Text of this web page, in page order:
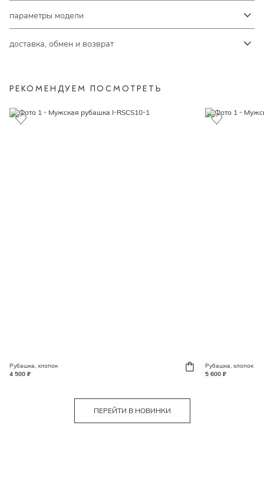
параметры модели
доставка, обмен и возврат
РЕКОМЕНДУЕМ ПОСМОТРЕТЬ
Рубашка, хлопок
4 500 ₽
Рубашка, хлопок
5 600 ₽
ПЕРЕЙТИ В НОВИНКИ